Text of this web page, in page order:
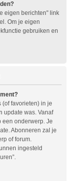
eigen berichten" link
Om je eigen
gebruiken en
(of favorieten) in je
update was. Vanaf
een onderwerp. Je
Abonneren zal je
of forum.
ingesteld